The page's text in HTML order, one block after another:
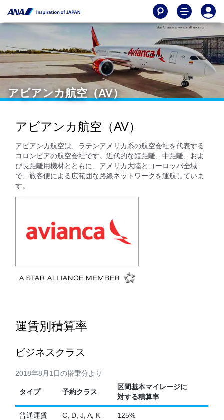
アビアンカ航空（AV）
アビアンカ航空（AV）
アビアンカ航空は、ラテンアメリカ系の航空会社を代表する
コロンビアの航空会社です。近代的な短距離、中距離、およ
び長距離用機材とともに、アメリカ大陸とヨーロッパ全域
で、旅客便による広範囲な路線ネットワークを運航していま
す。
運賃別積算率
ビジネスクラス
2018年8月1日の搭乗分より
タイプ 予約クラス
区間基本マイレージに
対する積算率
普通運賃 C, D, J, A, K 125%